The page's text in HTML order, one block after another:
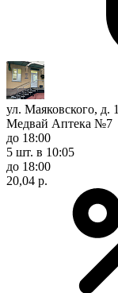
ул. Маяковского,
Медвай Аптека №7
до 18:00
5 шт. в 10:05
до 18:00
20,04 р.